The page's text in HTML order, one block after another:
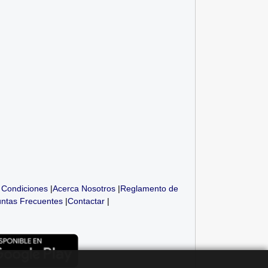
|Acerca Nosotros |Reglamento de
Frecuentes|Contactar|